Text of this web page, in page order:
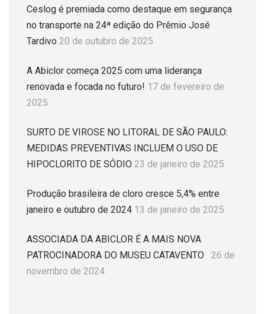
Ceslog é premiada como destaque em segurança
no transporte na 24ª edição do Prêmio José
Tardivo 20 de outubro de 2025
A Abiclor começa 2025 com uma liderança
renovada e focada no futuro! 17 de fevereiro de
2025
SURTO DE VIROSE NO LITORAL DE SÃO PAULO:
MEDIDAS PREVENTIVAS INCLUEM O USO DE
HIPOCLORITO DE SÓDIO 23 de janeiro de 2025
Produção brasileira de cloro cresce 5,4% entre
janeiro e outubro de 2024 13 de janeiro de 2025
ASSOCIADA DA ABICLOR É A MAIS NOVA
PATROCINADORA DO MUSEU CATAVENTO
26 de
novembro de 2024